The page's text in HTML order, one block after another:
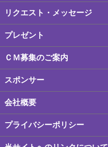
リクエスト・メッセージ
プレゼント
ＣＭ募集のご案内
スポンサー
会社概要
プライバシーポリシー